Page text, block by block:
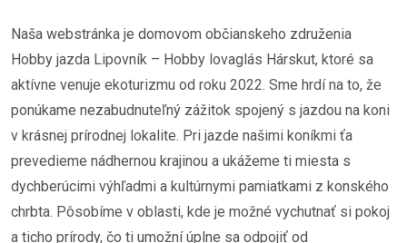
Naša webstránka je domovom občianskeho združenia
Hobby jazda Lipovník – Hobby lovaglás Hárskut, ktoré sa
aktívne venuje ekoturizmu od roku 2022. Sme hrdí na to, že
ponúkame nezabudnuteľný zážitok spojený s jazdou na koni
v krásnej prírodnej lokalite. Pri jazde našimi koníkmi ťa
prevedieme nádhernou krajinou a ukážeme ti miesta s
dychberúcimi výhľadmi a kultúrnymi pamiatkami z konského
chrbta. Pôsobíme v oblasti, kde je možné vychutnať si pokoj
a ticho prírody, čo ti umožní úplne sa odpojiť od